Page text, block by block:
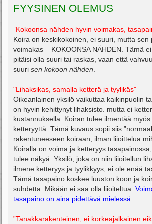
FYYSINEN OLEMUS
”Kokoonsa nähden hyvin voimakas,
Koira on keskikokoinen, ei suuri, mutta sen
voimakas – KOKOONSA NÄHDEN. Tämä
pitäisi olla suuri tai raskas, vaan että
suuri sen kokoon nähden.
"Lihaksikas, samalla ketterä ja tyylikäs"
Oikeanlainen yksilö vaikuttaa kaikinpuolin
on hyvin kehittynyt lihaksisto, mutta ei
kustannuksella. Koiran tulee ilmentää myös
ketteryyttä. Tämä kuvaus sopii siis
rakentuneeseen koiraan, ilman liioittelua
Koiralla on voima ja ketteryys
tulee näkyä. Yksilö, joka on niin liioitellun
ilmene ketteryys ja tyylikkyys, ei ole enää
Tämä tasapaino koskee luuston koon ja
suhdetta. Mikään ei saa olla liioiteltua.
tasapaino on aina pidettävä mielessä.
”Tanakkarakenteinen, ei korkeajalkainen